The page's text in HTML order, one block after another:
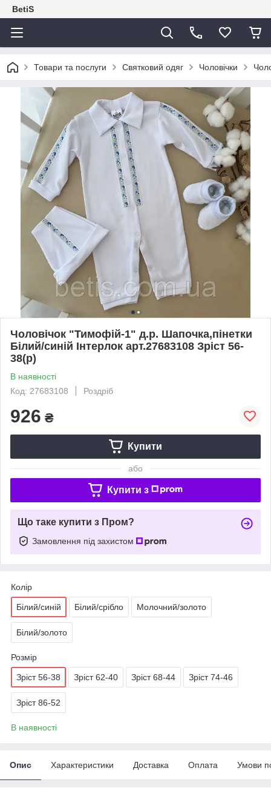
BetiS
Товари та послуги Святковий одяг Чоловічки
Чоловічок "Тимофій-1" д.р. Шапочка,пінетки
Білий/синій Інтерлок арт.27683108 Зріст 56-
38(р)
В наявності
Код: 27683108
Роздріб
926 ₴
Купити
або
Купити з
Що таке купити з Пром?
Замовлення під захистом
Колір
Білий/синій Білий/срібло Молочний/золото
Білий/золото
Розмір
Зріст 56-38 Зріст 62-40 Зріст 68-44 Зріст 74-46
Зріст 86-52
В наявності
Опис Характеристики Доставка Оплата Умови